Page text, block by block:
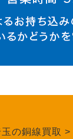
の銅線買取